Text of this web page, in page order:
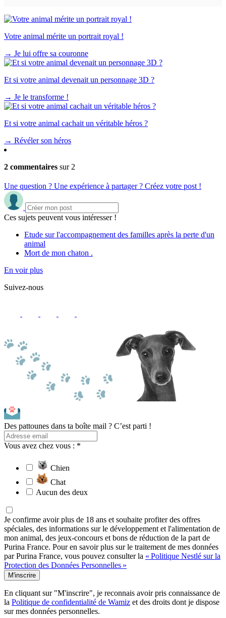
Votre animal mérite un portrait royal !
→ Je lui offre sa couronne
Et si votre animal devenait un personnage 3D ?
→ Je le transforme !
Et si votre animal cachait un véritable héros ?
→ Révéler son héros
2 commentaires sur 2
Une question ? Une expérience à partager ? Créez votre post !
Ces sujets peuvent vous intéresser !
Etude sur l'accompagnement des familles après la perte d'un
animal
Mort de mon chaton .
En voir plus
Suivez-nous
Des pattounes dans ta boîte mail ? C’est parti !
Vous avez chez vous : *
Chien
Chat
Aucun des deux
Je confirme avoir plus de 18 ans et souhaite profiter des offres
spéciales, des informations sur le développement et l'alimentation de
mon animal, des jeux-concours et bons de réduction de la part de
Purina France. Pour en savoir plus sur le traitement de mes données
par Purina France, vous pouvez consulter la « Politique Nestlé sur la
Protection des Données Personnelles »
M'inscrire
En cliquant sur "M'inscrire", je reconnais avoir pris connaissance de
la Politique de confidentialité de Wamiz et des droits dont je dispose
sur mes données personnelles.